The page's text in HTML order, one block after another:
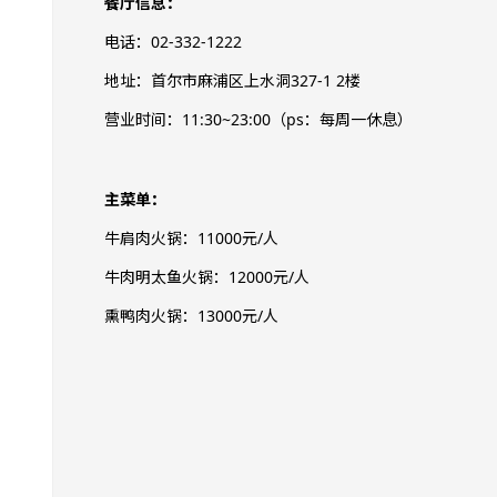
电话：02-332-1222
地址：首尔市麻浦区上水洞327-1 2楼
营业时间：11:30~23:00（ps：每周一休息）
主菜单：
牛肩肉火锅：11000元/人
牛肉明太鱼火锅：12000元/人
熏鸭肉火锅：13000元/人